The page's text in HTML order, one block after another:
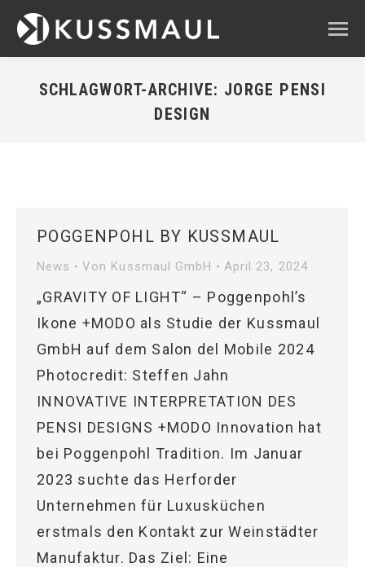
SCHLAGWORT-ARCHIVE: JORGE PENSI
DESIGN
POGGENPOHL BY KUSSMAUL
News Von Kussmaul GmbH April 23, 2024
„GRAVITY OF LIGHT“ – Poggenpohl’s
Ikone +MODO als Studie der Kussmaul
GmbH auf dem Salon del Mobile 2024
Photocredit: Steffen Jahn
INNOVATIVE INTERPRETATION DES
PENSI DESIGNS +MODO Innovation hat
bei Poggenpohl Tradition. Im Januar
2023 suchte das Herforder
Unternehmen für Luxusküchen
erstmals den Kontakt zur Weinstädter
Manufaktur. Das Ziel: Eine